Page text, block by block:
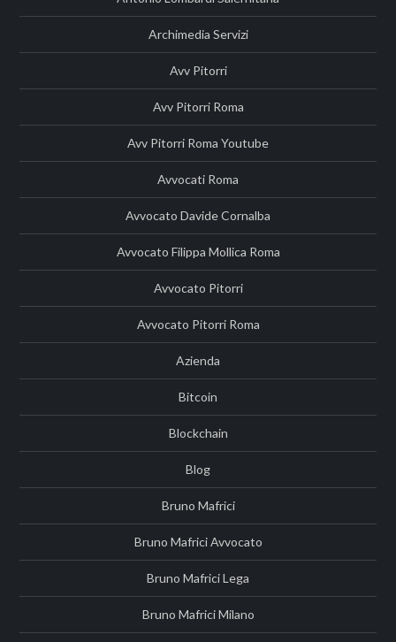
Archimedia Servizi
Avv Pitorri
Avv Pitorri Roma
Avv Pitorri Roma Youtube
Avvocati Roma
Avvocato Davide Cornalba
Avvocato Filippa Mollica Roma
Avvocato Pitorri
Avvocato Pitorri Roma
Azienda
Bitcoin
Blockchain
Blog
Bruno Mafrici
Bruno Mafrici Avvocato
Bruno Mafrici Lega
Bruno Mafrici Milano